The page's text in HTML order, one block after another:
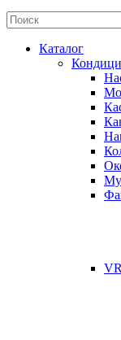
Каталог